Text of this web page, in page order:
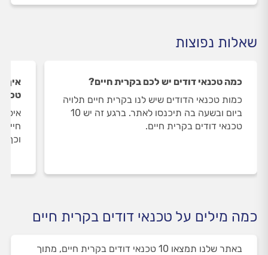
שאלות נפוצות
כמה טכנאי דודים יש לכם בקרית חיים?
כמות טכנאי הדודים שיש לנו בקרית חיים תלויה
ביום ובשעה בה תיכנסו לאתר. ברגע זה יש 10
טכנאי דודים בקרית חיים.
איך
וכך
כמה מילים על טכנאי דודים בקרית חיים
באתר שלנו תמצאו 10 טכנאי דודים בקרית חיים, מתוך